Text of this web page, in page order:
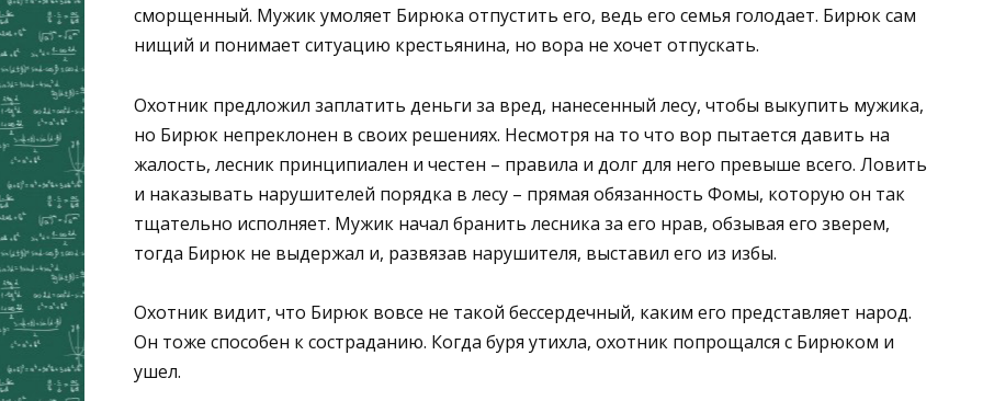
сморщенный. Мужик умоляет Бирюка отпустить его, ведь его семья голодает. Бирюк сам
нищий и понимает ситуацию крестьянина, но вора не хочет отпускать.
Охотник предложил заплатить деньги за вред, нанесенный лесу, чтобы выкупить мужика,
но Бирюк непреклонен в своих решениях. Несмотря на то что вор пытается давить на
жалость, лесник принципиален и честен – правила и долг для него превыше всего. Ловить
и наказывать нарушителей порядка в лесу – прямая обязанность Фомы, которую он так
тщательно исполняет. Мужик начал бранить лесника за его нрав, обзывая его зверем,
тогда Бирюк не выдержал и, развязав нарушителя, выставил его из избы.
Охотник видит, что Бирюк вовсе не такой бессердечный, каким его представляет народ.
Он тоже способен к состраданию. Когда буря утихла, охотник попрощался с Бирюком и
ушел.